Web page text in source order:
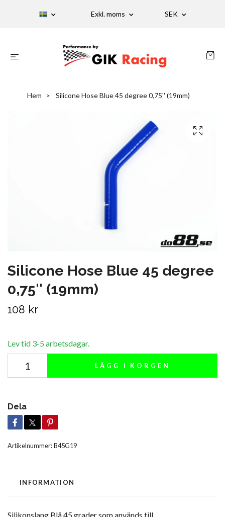
Exkl. moms SEK
Hem Silicone Hose Blue 45 degree 0,75'' (19mm)
Silicone Hose Blue 45 degree
0,75'' (19mm)
108 kr
Lev tid 3-5 arbetsdagar.
LÄGG I KORGEN
Dela
Artikelnummer:B45G19
INFORMATION
Silikonslang Blå 45 grader som används till